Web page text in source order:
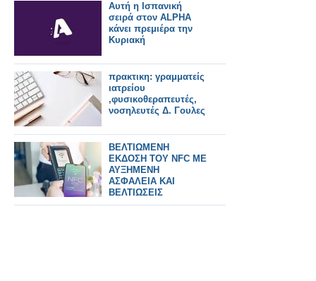
Αυτή η Ισπανική
σειρά στον ALPHA
κάνει πρεμιέρα την
Κυριακή
πρακτικη: γραμματείς
ιατρείου
,φυσικοθεραπευτές,
νοσηλευτές Δ. Γουλες
ΒΕΛΤΙΩΜΕΝΗ
ΕΚΔΟΣΗ ΤΟΥ NFC ΜΕ
ΑΥΞΗΜΕΝΗ
ΑΣΦΑΛΕΙΑ ΚΑΙ
ΒΕΛΤΙΩΣΕΙΣ